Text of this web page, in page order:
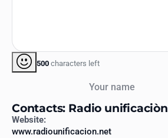
500 characters left
Contacts: Radio unificaciòn
Website:
www.radiounificacion.net